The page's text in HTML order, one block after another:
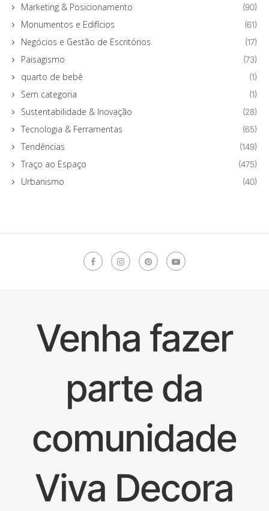
Marketing & Posicionamento (90)
Monumentos e Edifícios (61)
Negócios e Gestão de Escritórios (17)
Paisagismo (73)
quarto de bebê (1)
Sem categoria (1)
Sustentabilidade & Inovação (28)
Tecnologia & Ferramentas (65)
Tendências (149)
Traço ao Espaço (475)
Urbanismo (40)
Venha fazer
parte da
comunidade
Viva Decora